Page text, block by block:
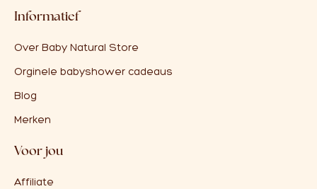
Informatief
Over Baby Natural Store
Orginele babyshower cadeaus
Blog
Merken
Voor jou
Affiliate